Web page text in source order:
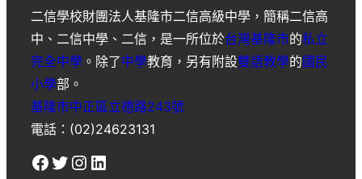
二信學校財團法人基隆市二信高級中學 ，簡稱二信高
中 、 二信中學 、 二信 ，是一所位於台灣基隆市的私立
完全中學 。除了中學教育，另有附設雙語教學的國民
小學部。
基隆市中正區立德路243號
電話：(02)24623131
Facebook Twitter Instagram LinkedIn